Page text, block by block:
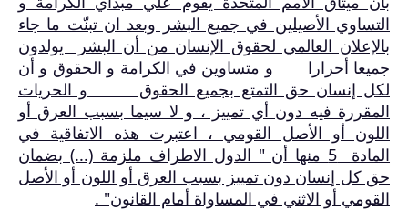
التساوي الأصيلين في جميع البشر وبعد ان تبنّت ما جاء
بالإعلان العالمي لحقوق الإنسان من أن البشر يولدون
جميعا أحرارا و متساوين في الكرامة و الحقوق و أن
لكل إنسان حق التمتع بجميع الحقوق و الحريات
المقررة فيه دون أي تمييز ، و لا سيما بسبب العرق أو
اللون أو الأصل القومي ، اعتبرت هذه الاتفاقية في
المادة 5 منها أن " الدول الاطراف ملزمة (...) بضمان
حق كل إنسان دون تمييز بسبب العرق أو اللون أو الأصل
القومي أو الاثني في المساواة أمام القانون" .